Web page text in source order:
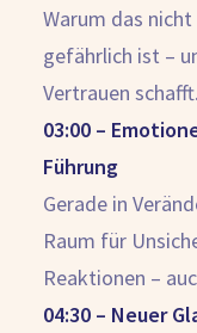
Warum das
gefährlich ist –
Vertrauen schafft.
03:00 –
Führung
Gerade in
Raum für
Reaktionen –
04:30 – Neuer